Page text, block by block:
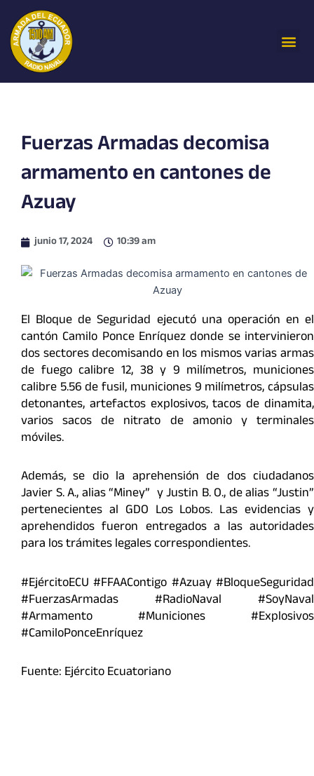
contenido
Fuerzas Armadas decomisa
armamento en cantones de
Azuay
junio 17, 2024 10:39 am
El Bloque de Seguridad ejecutó una operación en el
cantón Camilo Ponce Enríquez donde se intervinieron
dos sectores decomisando en los mismos varias armas
de fuego calibre 12, 38 y 9 milímetros, municiones
calibre 5.56 de fusil, municiones 9 milímetros, cápsulas
detonantes, artefactos explosivos, tacos de dinamita,
varios sacos de nitrato de amonio y terminales
móviles.
Además, se dio la aprehensión de dos ciudadanos
Javier S. A., alias “Miney” y Justin B. O., de alias “Justin”
pertenecientes al GDO Los Lobos. Las evidencias y
aprehendidos fueron entregados a las autoridades
para los trámites legales correspondientes.
#EjércitoECU #FFAAContigo #Azuay #BloqueSeguridad
#FuerzasArmadas #RadioNaval #SoyNaval
#Armamento #Municiones #Explosivos
#CamiloPonceEnríquez
Fuente: Ejército Ecuatoriano